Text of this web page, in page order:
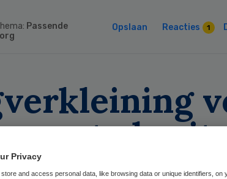
Passende
Opslaan Reacties 1
met
Privacy
and access personal data, like browsing data or unique identifiers, on